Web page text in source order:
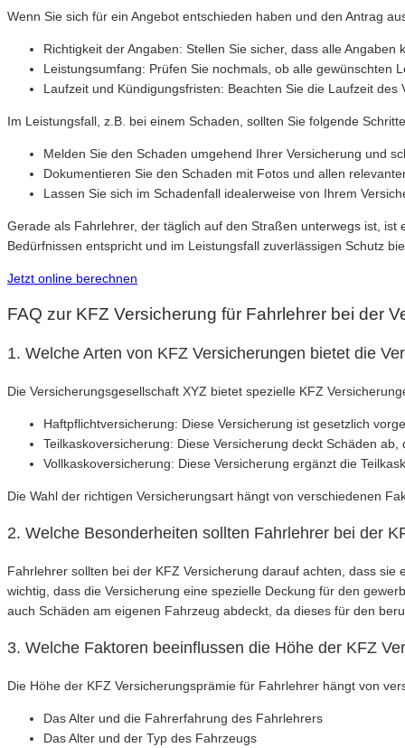
Wenn Sie sich für ein Angebot entschieden haben und den Antrag
Richtigkeit der Angaben: Stellen Sie sicher, dass alle
Leistungsumfang: Prüfen Sie nochmals, ob alle gewünschten
Laufzeit und Kündigungsfristen: Beachten Sie die Laufzeit
Im Leistungsfall, z.B. bei einem Schaden, sollten Sie folgende
Melden Sie den Schaden umgehend Ihrer Versicherung und
Dokumentieren Sie den Schaden mit Fotos und allen
Lassen Sie sich im Schadenfall idealerweise von Ihrem
Gerade als Fahrlehrer, der täglich auf den Straßen unterwegs ist,
Bedürfnissen entspricht und im Leistungsfall zuverlässigen Schutz
Jetzt online berechnen
FAQ zur KFZ Versicherung für Fahrlehrer bei der
1. Welche Arten von KFZ Versicherungen bietet die
Die Versicherungsgesellschaft XYZ bietet spezielle KFZ
Haftpflichtversicherung: Diese Versicherung ist gesetzlich
Teilkaskoversicherung: Diese Versicherung deckt Schäden
Vollkaskoversicherung: Diese Versicherung ergänzt die
Die Wahl der richtigen Versicherungsart hängt von verschiedenen
2. Welche Besonderheiten sollten Fahrlehrer bei der
Fahrlehrer sollten bei der KFZ Versicherung darauf achten, dass
wichtig, dass die Versicherung eine spezielle Deckung für den
auch Schäden am eigenen Fahrzeug abdeckt, da dieses für den
3. Welche Faktoren beeinflussen die Höhe der KFZ
Die Höhe der KFZ Versicherungsprämie für Fahrlehrer hängt von
Das Alter und die Fahrerfahrung des Fahrlehrers
Das Alter und der Typ des Fahrzeugs